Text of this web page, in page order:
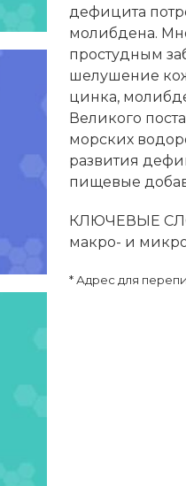
дефицита
молибдена.
простудным
шелушение
цинка,
Великого
морских
развития
пищевые
КЛЮЧЕВЫЕ
макро- и
* Адрес для